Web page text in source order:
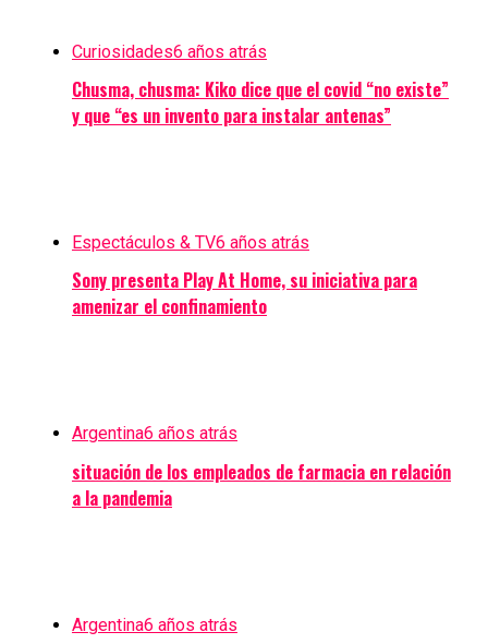
Curiosidades6 años atrás
Chusma, chusma: Kiko dice que el covid “no existe”
y que “es un invento para instalar antenas”
Espectáculos & TV6 años atrás
Sony presenta Play At Home, su iniciativa para
amenizar el confinamiento
Argentina6 años atrás
situación de los empleados de farmacia en relación
a la pandemia
Argentina6 años atrás